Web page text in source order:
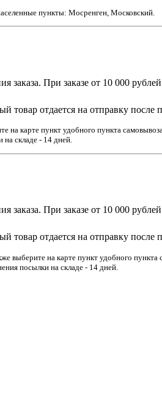
пункты: Мосренген, Московский.
заказа. При заказе от 10 000
отдается на отправку после
карте пункт удобного пункта
на складе - 14 дней.
заказа. При заказе от 10 000
отдается на отправку после
выберите на карте пункт удобного
посылки на складе - 14 дней.